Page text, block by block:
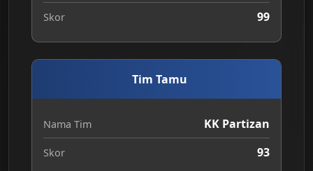
Skor 99
Tim Tamu
Nama Tim KK Partizan
Skor 93